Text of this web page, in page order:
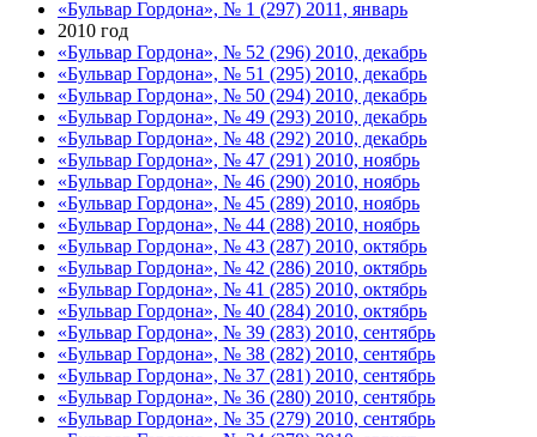
«Бульвар Гордона», № 1 (297) 2011, январь
2010 год
«Бульвар Гордона», № 52 (296) 2010, декабрь
«Бульвар Гордона», № 51 (295) 2010, декабрь
«Бульвар Гордона», № 50 (294) 2010, декабрь
«Бульвар Гордона», № 49 (293) 2010, декабрь
«Бульвар Гордона», № 48 (292) 2010, декабрь
«Бульвар Гордона», № 47 (291) 2010, ноябрь
«Бульвар Гордона», № 46 (290) 2010, ноябрь
«Бульвар Гордона», № 45 (289) 2010, ноябрь
«Бульвар Гордона», № 44 (288) 2010, ноябрь
«Бульвар Гордона», № 43 (287) 2010, октябрь
«Бульвар Гордона», № 42 (286) 2010, октябрь
«Бульвар Гордона», № 41 (285) 2010, октябрь
«Бульвар Гордона», № 40 (284) 2010, октябрь
«Бульвар Гордона», № 39 (283) 2010, сентябрь
«Бульвар Гордона», № 38 (282) 2010, сентябрь
«Бульвар Гордона», № 37 (281) 2010, сентябрь
«Бульвар Гордона», № 36 (280) 2010, сентябрь
«Бульвар Гордона», № 35 (279) 2010, сентябрь